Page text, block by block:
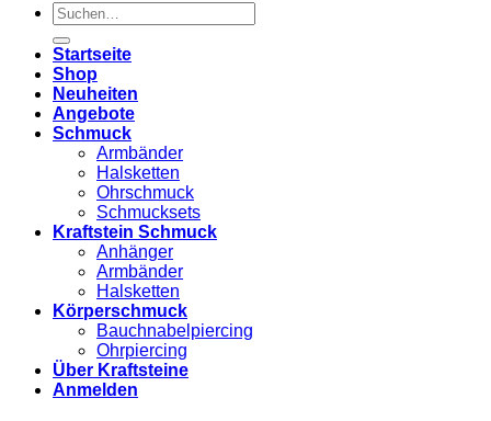
Suchen
nach:
Startseite
Shop
Neuheiten
Angebote
Schmuck
Armbänder
Halsketten
Ohrschmuck
Schmucksets
Kraftstein Schmuck
Anhänger
Armbänder
Halsketten
Körperschmuck
Bauchnabelpiercing
Ohrpiercing
Über Kraftsteine
Anmelden